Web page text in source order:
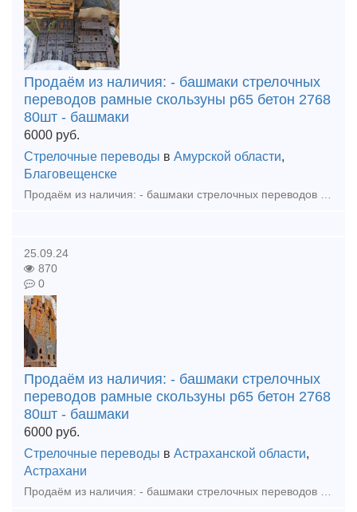
Продаём из наличия: - башмаки стрелочных
переводов рамные скользуны р65 бетон 2768
80шт - башмаки
6000 руб.
Стрелочные переводы в Амурской области,
Благовещенске
Продаём из наличия: - башмаки стрелочных переводов рамные скользуны р65 бетон 2768 80шт - башмаки рамные р65 2434 бу 20шт - башмаки крестовиные р65 1/9, 1/11, 1/6 бетон, дерево - вкладыши, лафет
25.09.24
870
0
Продаём из наличия: - башмаки стрелочных
переводов рамные скользуны р65 бетон 2768
80шт - башмаки
6000 руб.
Стрелочные переводы в Астраханской области,
Астрахани
Продаём из наличия: - башмаки стрелочных переводов рамные скользуны р65 бетон 2768 80шт - башмаки рамные р65 2434 бу 20шт - башмаки крестовиные р65 1/9, 1/11, 1/6 бетон, дерево - вкладыши, лафет